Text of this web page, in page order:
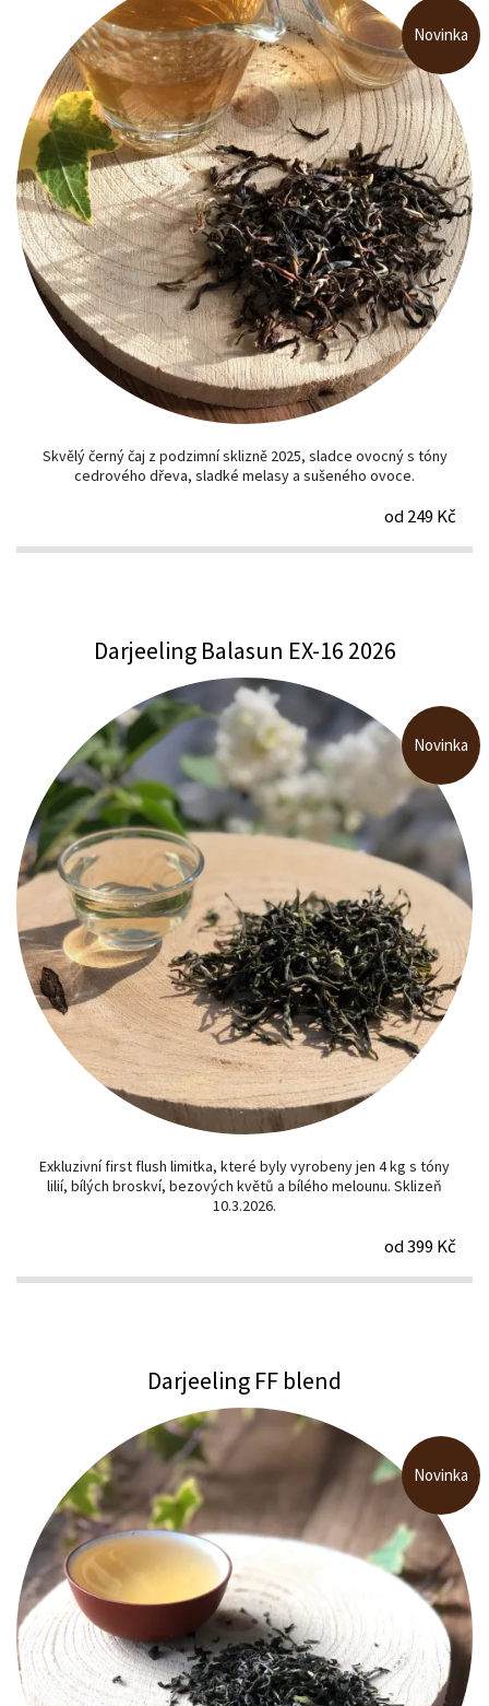
Skvělý černý čaj z podzimní sklizně 2025, sladce ovocný s tóny
cedrového dřeva, sladké melasy a sušeného ovoce.
od 249 Kč
Novinka
Darjeeling Balasun EX-16 2026
Exkluzivní first flush limitka, které byly vyrobeny jen 4 kg s tóny
lilií, bílých broskví, bezových květů a bílého melounu. Sklizeň
10.3.2026.
od 399 Kč
Novinka
Darjeeling FF blend
Novinka